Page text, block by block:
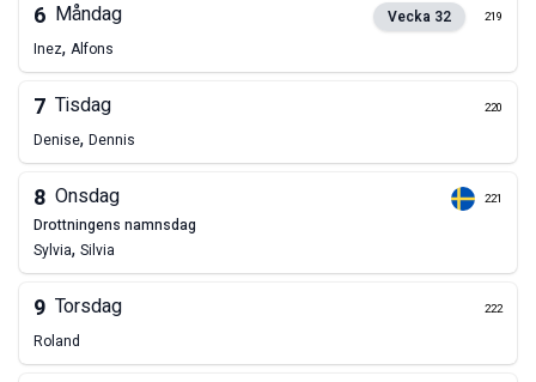
6 Måndag Vecka 32 219
Inez, Alfons
7 Tisdag 220
Denise, Dennis
8 Onsdag 221
drottningens namnsdag
Sylvia, Silvia
9 Torsdag 222
Roland